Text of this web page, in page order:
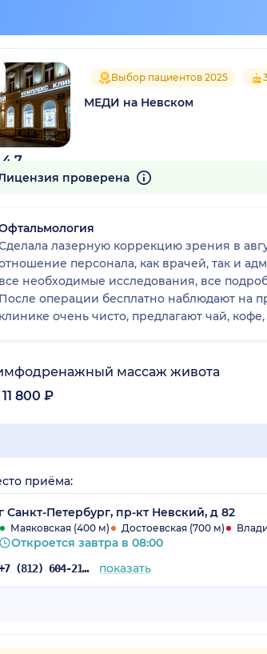
4.7
отзывов
Выбор пациентов 2025
МЕДИ на Невском
проверена
лазерную коррекцию зрения в августе 2016 в
персонала, как врачей, так и
все необходимые исследования, все
После операции бесплатно наблюдают на
клинике очень чисто, предлагают чай, кофе,
массаж живота
11 800 ₽
приёма:
г Санкт-Петербург, пр-кт Невский, д 82
Маяковская (400 м) Достоевская (700 м)
Откроется завтра в 08:00
+7 (812) 604-21-60 показать